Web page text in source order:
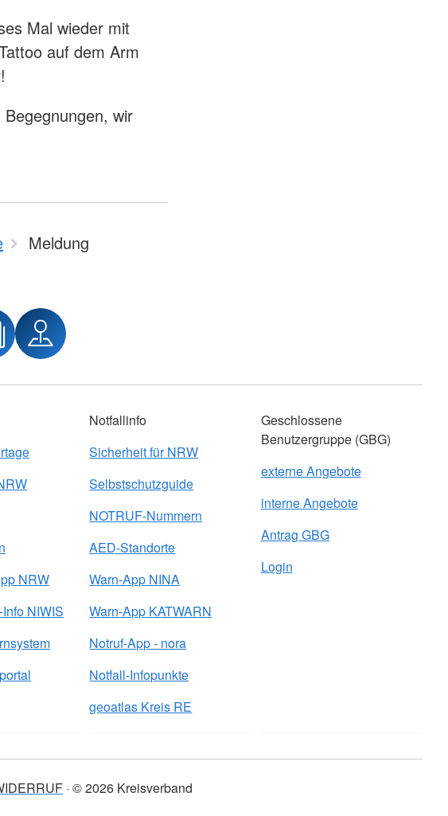
Mal wieder mit
auf dem Arm
wir
Meldung
NRW
NIWIS
Notfallinfo
Sicherheit für NRW
Selbstschutzguide
NOTRUF-Nummern
AED-Standorte
Warn-App NINA
Warn-App KATWARN
Notruf-App - nora
Notfall-Infopunkte
geoatlas Kreis RE
Geschlossene
Benutzergruppe (GBG)
externe Angebote
interne Angebote
Antrag GBG
Login
© 2026 Kreisverband